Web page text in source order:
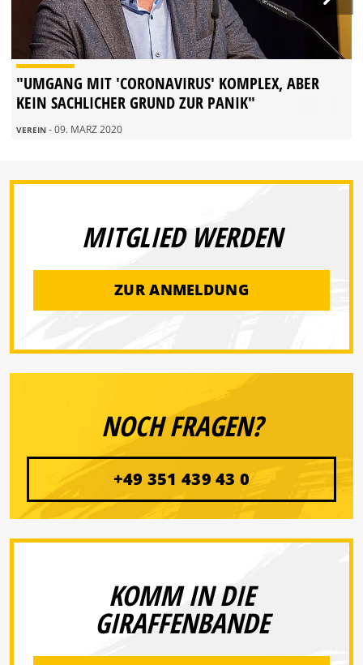
"UMGANG MIT 'CORONAVIRUS' KOMPLEX, ABER
KEIN SACHLICHER GRUND ZUR PANIK"
VEREIN - 09. MÄRZ 2020
MITGLIED WERDEN
ZUR ANMELDUNG
NOCH FRAGEN?
+49 351 439 43 0
KOMM IN DIE
GIRAFFENBANDE